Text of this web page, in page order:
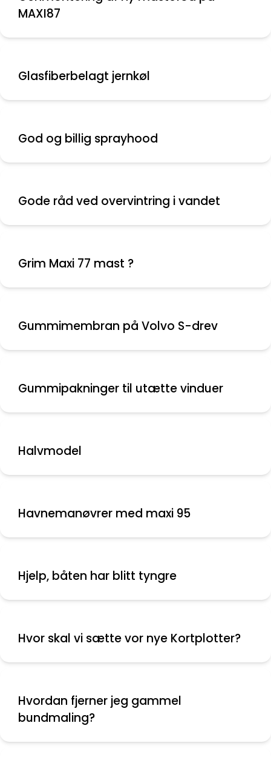
MAXI87
Glasfiberbelagt jernkøl
God og billig sprayhood
Gode råd ved overvintring i vandet
Grim Maxi 77 mast ?
Gummimembran på Volvo S-drev
Gummipakninger til utætte vinduer
Halvmodel
Havnemanøvrer med maxi 95
Hjelp, båten har blitt tyngre
Hvor skal vi sætte vor nye Kortplotter?
Hvordan fjerner jeg gammel
bundmaling?